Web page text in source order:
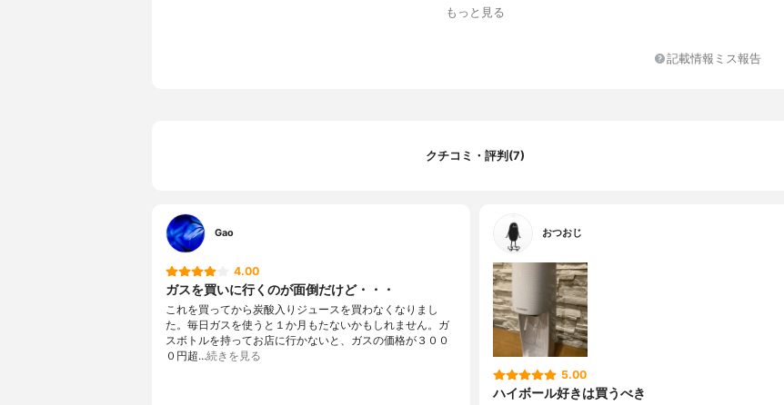
もっと見る
記載情報ミス報告
クチコミ・評判(7)
Gao
4.00
ガスを買いに行くのが面倒だけど・・・
これを買ってから炭酸入りジュースを買わなくなりまし
た。毎日ガスを使うと１か月もたないかもしれません。ガ
スボトルを持ってお店に行かないと、ガスの価格が３００
０円超…続きを見る
おつおじ
5.00
ハイボール好きは買うべき